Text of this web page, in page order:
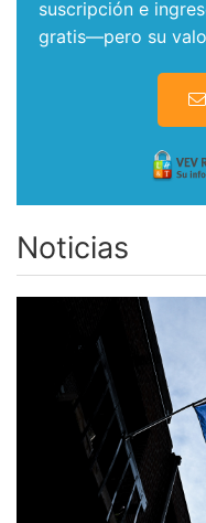
suscripción e
gratis—pero su
Noticias